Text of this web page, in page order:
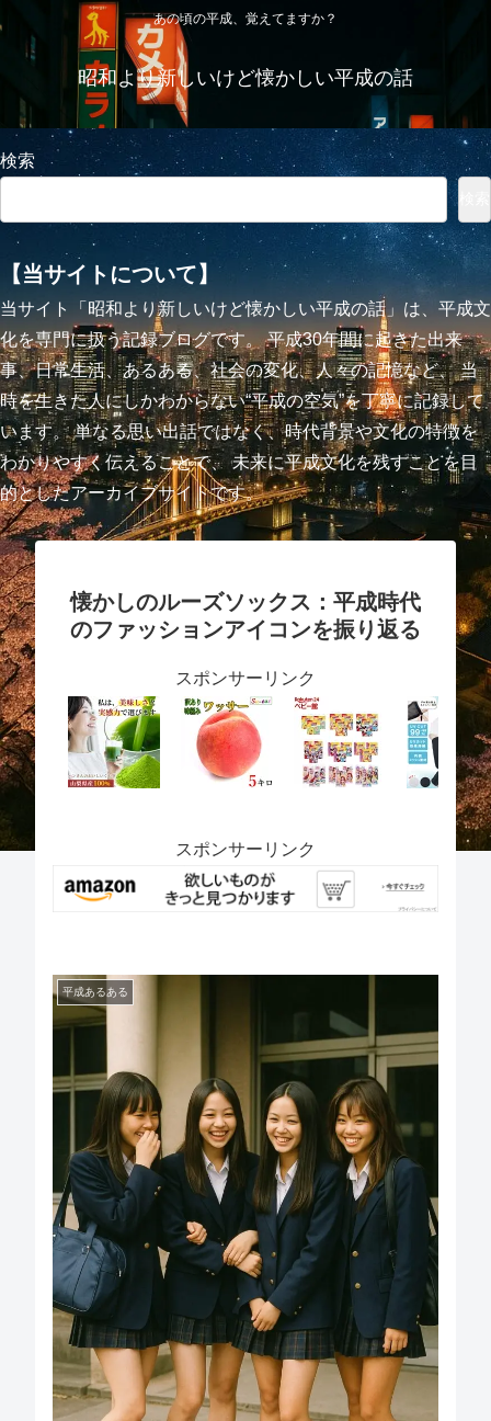
あの頃の平成、覚えてますか？
昭和より新しいけど懐かしい平成の話
検索
【当サイトについて】
当サイト「昭和より新しいけど懐かしい平成の話」は、平成文
化を専門に扱う記録ブログです。 平成30年間に起きた出来
事、日常生活、あるある、社会の変化、人々の記憶など、 当
時を生きた人にしかわからない“平成の空気”を丁寧に記録して
います。 単なる思い出話ではなく、時代背景や文化の特徴を
わかりやすく伝えることで、 未来に平成文化を残すことを目
的としたアーカイブサイトです。
懐かしのルーズソックス：平成時代
のファッションアイコンを振り返る
スポンサーリンク
スポンサーリンク
平成あるある